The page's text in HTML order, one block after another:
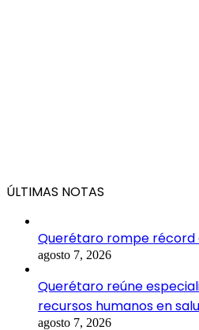
ÚLTIMAS NOTAS
Querétaro rompe récord
agosto 7, 2026
Querétaro reúne
recursos humanos en
agosto 7, 2026